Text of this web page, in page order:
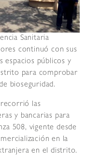
Sanitaria
continuó con sus
espacios públicos y
para comprobar
bioseguridad.
las
y bancarias para
508, vigente desde
en la
en el distrito.